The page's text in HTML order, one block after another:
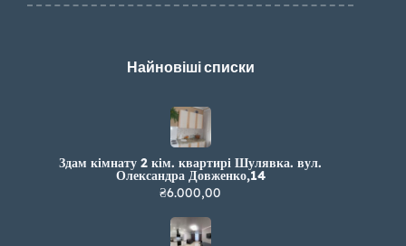
Найновіші списки
Здам кімнату 2 кім. квартирі Шулявка. вул.
Олександра Довженко,14
₴6.000,00